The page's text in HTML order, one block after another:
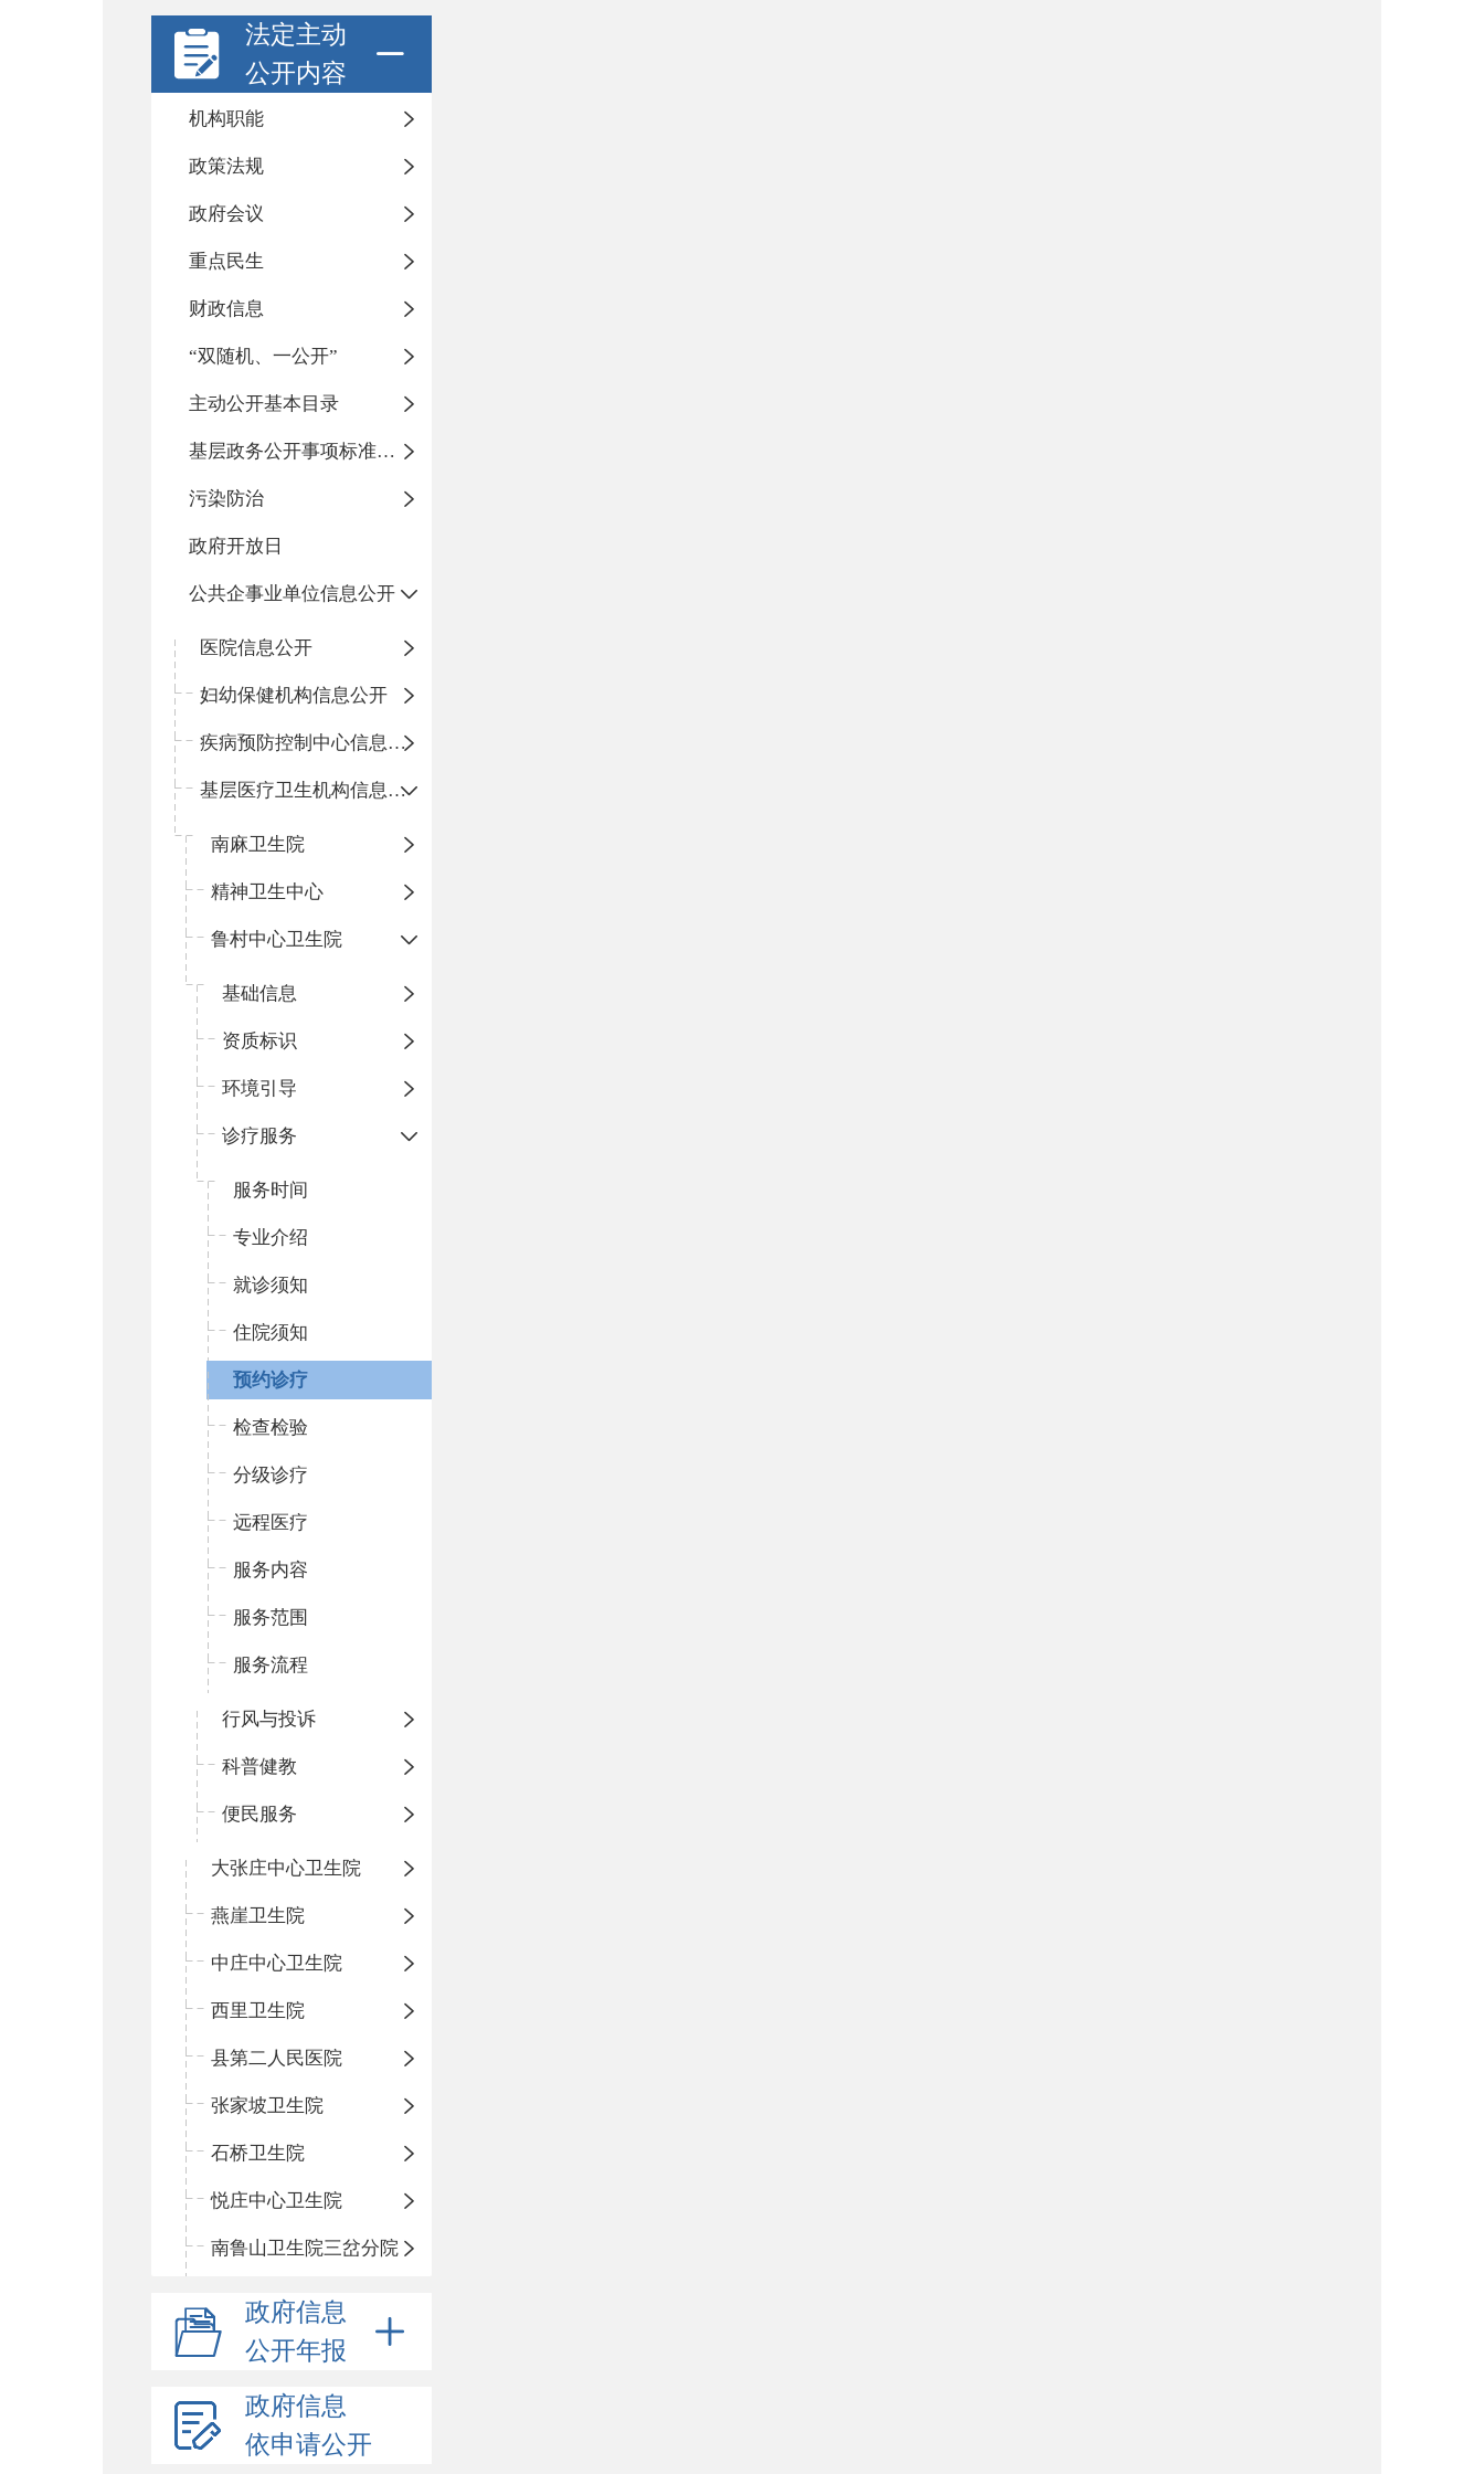
法定主动
公开内容
机构职能
政策法规
政府会议
重点民生
财政信息
“双随机、一公开”
主动公开基本目录
基层政务公开事项标准目录
污染防治
政府开放日
公共企事业单位信息公开
医院信息公开
妇幼保健机构信息公开
疾病预防控制中心信息公开
基层医疗卫生机构信息公开
南麻卫生院
精神卫生中心
鲁村中心卫生院
基础信息
资质标识
环境引导
诊疗服务
服务时间
专业介绍
就诊须知
住院须知
预约诊疗
检查检验
分级诊疗
远程医疗
服务内容
服务范围
服务流程
行风与投诉
科普健教
便民服务
大张庄中心卫生院
燕崖卫生院
中庄中心卫生院
西里卫生院
县第二人民医院
张家坡卫生院
石桥卫生院
悦庄中心卫生院
南鲁山卫生院三岔分院
政府信息
公开年报
政府信息
依申请公开